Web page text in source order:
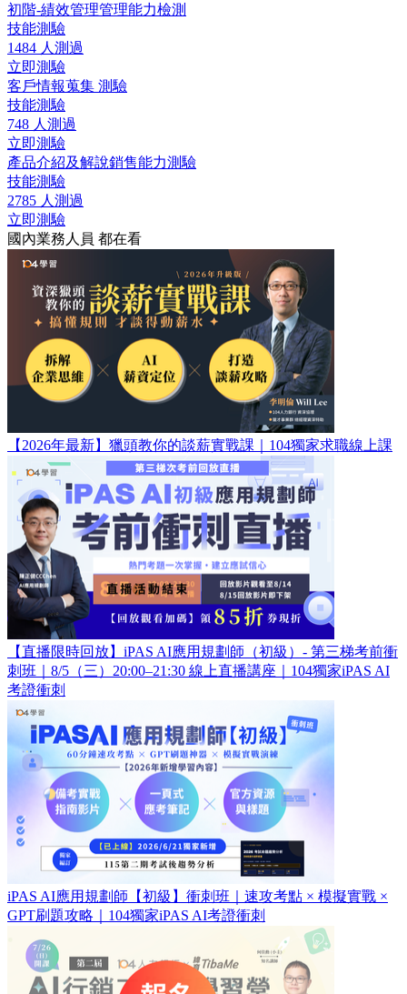
初階-績效管理管理能力檢測
技能測驗
1484 人測過
立即測驗
客戶情報蒐集 測驗
技能測驗
748 人測過
立即測驗
產品介紹及解說銷售能力測驗
技能測驗
2785 人測過
立即測驗
國內業務人員 都在看
【2026年最新】獵頭教你的談薪實戰課｜104獨家求職線上課
【直播限時回放】iPAS AI應用規劃師（初級）- 第三梯考前衝
刺班｜8/5（三）20:00–21:30 線上直播講座｜104獨家iPAS AI
考證衝刺
iPAS AI應用規劃師【初級】衝刺班｜速攻考點 × 模擬實戰 ×
GPT刷題攻略｜104獨家iPAS AI考證衝刺